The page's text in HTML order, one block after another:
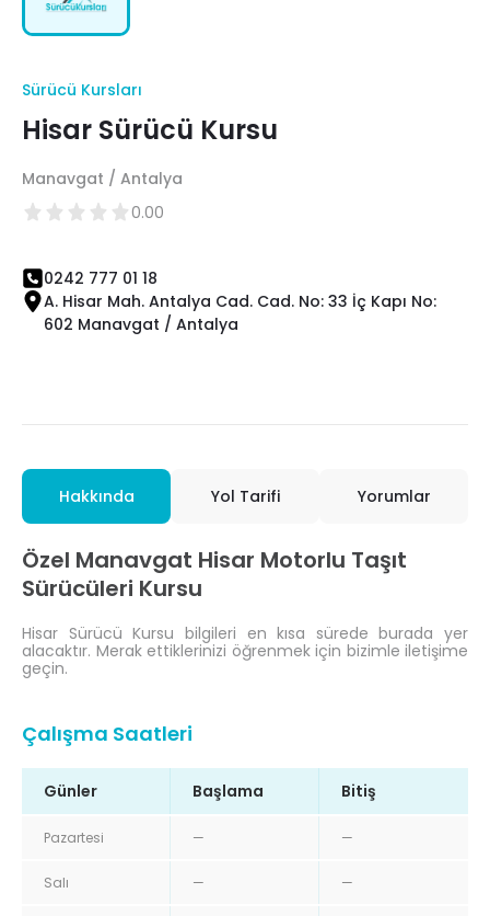
Sürücü Kursları
Hisar Sürücü Kursu
Manavgat / Antalya
0.00
0242 777 01 18
A. Hisar Mah. Antalya Cad. Cad. No: 33 İç Kapı No:
602 Manavgat / Antalya
Hakkında Yol Tarifi Yorumlar
Özel Manavgat Hisar Motorlu Taşıt
Sürücüleri Kursu
Hisar Sürücü Kursu bilgileri en kısa sürede burada yer
alacaktır. Merak ettiklerinizi öğrenmek için bizimle iletişime
geçin.
Çalışma Saatleri
Günler Başlama Bitiş
Pazartesi — —
Salı — —